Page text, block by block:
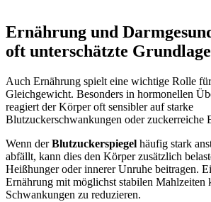
Ernährung und
oft unterschätzte Grundlage
Auch Ernährung spielt eine wichtige Rolle
Gleichgewicht. Besonders in hormonellen
reagiert der Körper oft sensibler auf starke
Blutzuckerschwankungen oder zuckerreiche
Wenn derBlutzuckerspiegel häufig stark
abfällt, kann dies den Körper zusätzlich
Heißhunger oder innerer Unruhe beitragen.
Ernährung mit möglichst stabilen Mahlzeiten
Schwankungen zu reduzieren.